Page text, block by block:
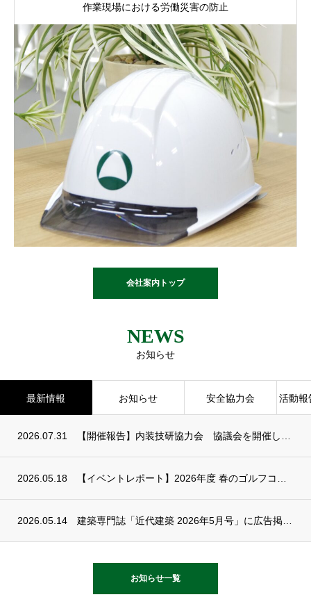
作業現場における労働災害の防止
会社案内トップ
NEWS
お知らせ
最新情報 お知らせ 安全協力会 活動報
2026.07.31
2026.05.18
2026.05.14
お知らせ一覧